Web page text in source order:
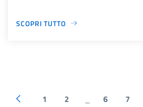
SCOPRI TUTTO
1 2 ... 6 7